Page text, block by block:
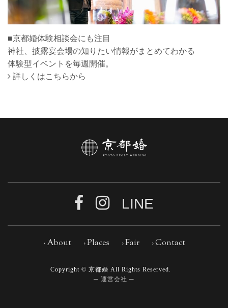
■京都婚体験相談会にも注目
神社、披露宴会場の知りたい情報がまとめてわかる
体験型イベントを毎週開催。
詳しくはこちらから
LINE
› About › Places › Fair › Contact
Copyright © 京都婚 All Rights Reserved.
─ 運営会社 ─